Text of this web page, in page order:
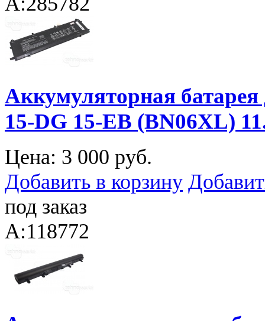
Аккумуляторная батарея
15-DG 15-EB (BN06XL)
Цена: 3 000 руб.
Добавить в корзину
под заказ
A:118772